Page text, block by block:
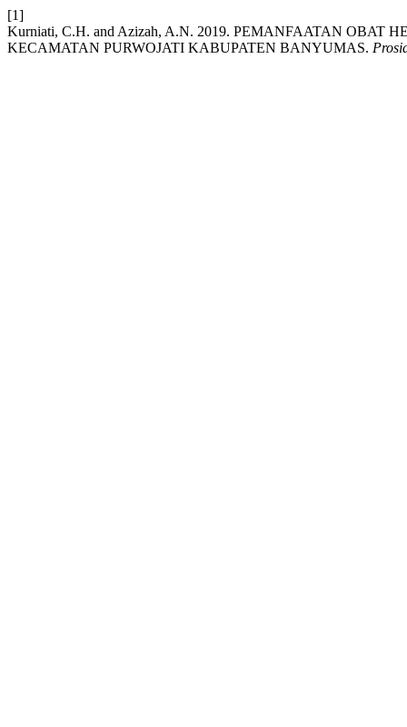
[1]
Kurniati, C.H. and Azizah, A.N. 2019. PEMANFAATAN OBAT
KECAMATAN PURWOJATI KABUPATEN BANYUMAS.